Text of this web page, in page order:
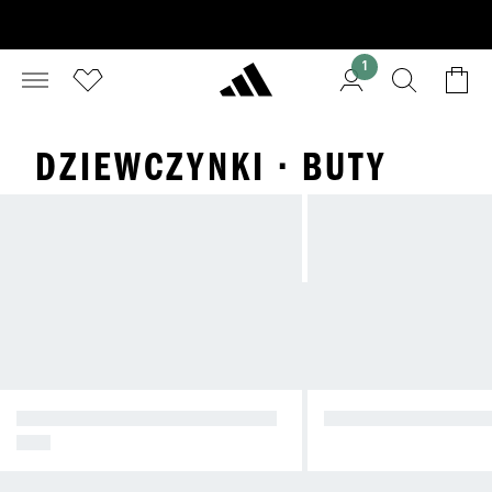
1
DZIEWCZYNKI · BUTY